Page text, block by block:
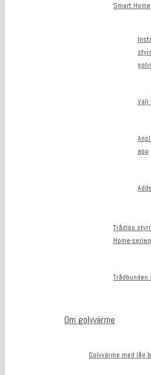
Smart Home
Välj
app
Trådlös
Home-
Trådbunden
Om golvvärme
Golvvärme med låg